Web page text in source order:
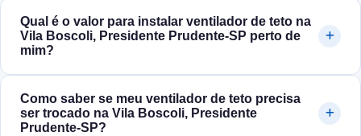
Qual é o valor para instalar ventilador de teto na
Vila Boscoli, Presidente Prudente‑SP perto de
mim?
Como saber se meu ventilador de teto precisa
ser trocado na Vila Boscoli, Presidente
Prudente‑SP?